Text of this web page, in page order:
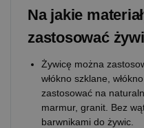
Na jakie
zastosować
Żywicę można
włókno szklane,
zastosować na
marmur, granit. Bez
barwnikami do żywic.